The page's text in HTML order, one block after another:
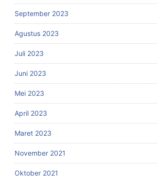
September 2023
Agustus 2023
Juli 2023
Juni 2023
Mei 2023
April 2023
Maret 2023
November 2021
Oktober 2021